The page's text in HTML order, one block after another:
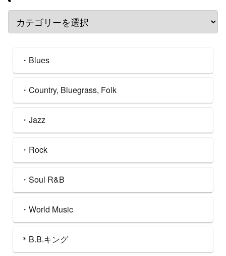
・Blues
・Country, Bluegrass, Folk
・Jazz
・Rock
・Soul R&B
・World Music
＊B.B.キング